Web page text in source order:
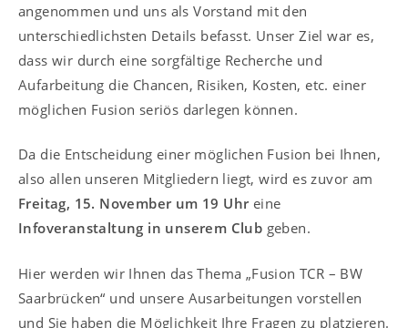
angenommen und uns als Vorstand mit den
unterschiedlichsten Details befasst. Unser Ziel war es,
dass wir durch eine sorgfältige Recherche und
Aufarbeitung die Chancen, Risiken, Kosten, etc. einer
möglichen Fusion seriös darlegen können.
Da die Entscheidung einer möglichen Fusion bei Ihnen,
also allen unseren Mitgliedern liegt, wird es zuvor am
Freitag, 15. November um 19 Uhreine
Infoveranstaltung in unserem Club geben.
Hier werden wir Ihnen das Thema „Fusion TCR – BW
Saarbrücken“ und unsere Ausarbeitungen vorstellen
und Sie haben die Möglichkeit Ihre Fragen zu platzieren.